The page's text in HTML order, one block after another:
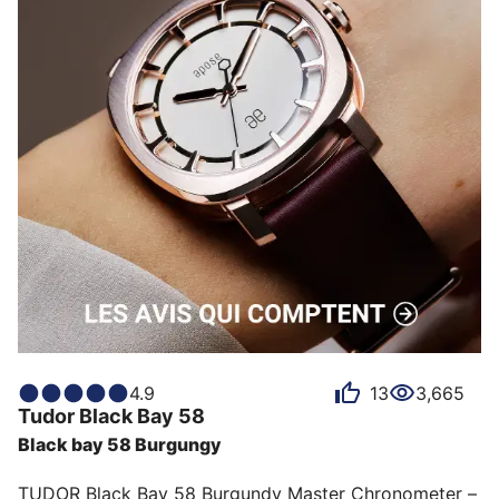
4.9 13 3,665
Tudor Black Bay 58
Black bay 58 Burgungy
TUDOR Black Bay 58 Burgundy Master Chronometer –